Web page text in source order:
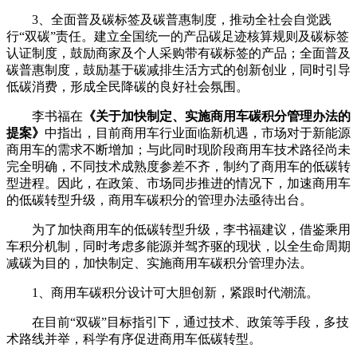
3、全面普及碳标签及碳普惠制度，推动全社会自觉践
行“双碳”责任。建立全国统一的产品碳足迹核算规则及碳标签
认证制度，鼓励商家及个人采购带有碳标签的产品；全面普及
碳普惠制度，鼓励基于碳减排生活方式的创新创业，同时引导
低碳消费，形成全民降碳的良好社会氛围。
李书福在 《关于加快制定、实施商用车碳积分管理办法的
提案》 中指出，目前商用车行业面临新机遇，市场对于新能源
商用车的需求不断增加；与此同时现阶段商用车技术路径尚未
完全明确，不同技术成熟度参差不齐，制约了商用车的低碳转
型进程。因此，在政策、市场同步推进的情况下，加速商用车
的低碳转型升级，商用车碳积分的管理办法亟待出台。
为了加快商用车的低碳转型升级，李书福建议，借鉴乘用
车积分机制，同时考虑多能源并驾齐驱的现状，以全生命周期
减碳为目的，加快制定、实施商用车碳积分管理办法。
1、商用车碳积分设计可大胆创新，紧跟时代潮流。
在目前“双碳”目标指引下，通过技术、政策等手段，多技
术路线并举，科学有序促进商用车低碳转型。